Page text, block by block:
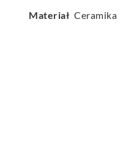
Materiał Ceramika